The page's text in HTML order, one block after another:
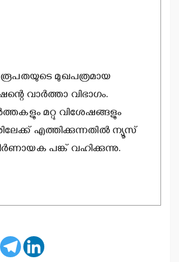
രൂപതയുടെ മുഖപത്രമായ
വാര്‍ത്താ വിഭാഗം.
മറ്റു വിശേഷങ്ങളും
എത്തിക്കുന്നതില്‍ ന്യൂസ്
പങ്ക് വഹിക്കുന്നു.